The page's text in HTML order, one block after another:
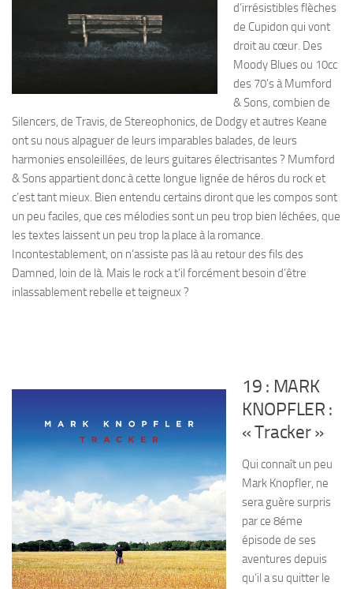
d’irrésistibles flèches
de Cupidon qui vont
droit au cœur. Des
Moody Blues ou 10cc
des 70’s à Mumford
& Sons, combien de
Silencers, de Travis, de Stereophonics, de Dodgy et autres Keane
ont su nous alpaguer de leurs imparables balades, de leurs
harmonies ensoleillées, de leurs guitares électrisantes ? Mumford
& Sons appartient donc à cette longue lignée de héros du rock et
c’est tant mieux. Bien entendu certains diront que les compos sont
un peu faciles, que ces mélodies sont un peu trop bien léchées, que
les textes laissent un peu trop la place à la romance.
Incontestablement, on n’assiste pas là au retour des fils des
Damned, loin de là. Mais le rock a t’il forcément besoin d’être
inlassablement rebelle et teigneux ?
19 : MARK
KNOPFLER :
« Tracker »
Qui connaît un peu
Mark Knopfler, ne
sera guère surpris
par ce 8éme
épisode de ses
aventures depuis
qu’il a su quitter le